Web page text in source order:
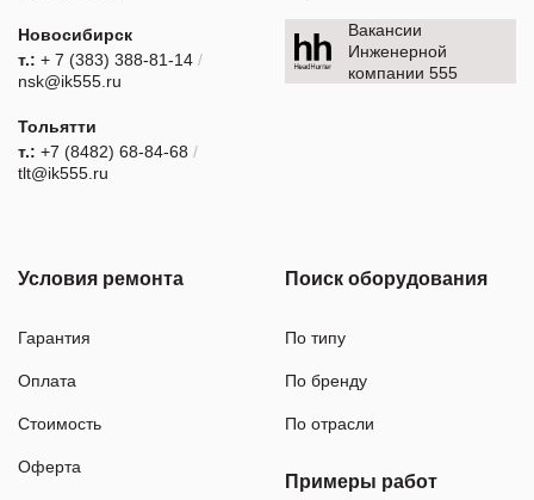
Новосибирск
т.: + 7 (383) 388-81-14 /
nsk@ik555.ru
Тольятти
т.: +7 (8482) 68-84-68 /
tlt@ik555.ru
Вакансии
Инженерной
компании 555
Условия ремонта
Гарантия
Оплата
Стоимость
Оферта
Поиск оборудования
По типу
По бренду
По отрасли
Примеры работ